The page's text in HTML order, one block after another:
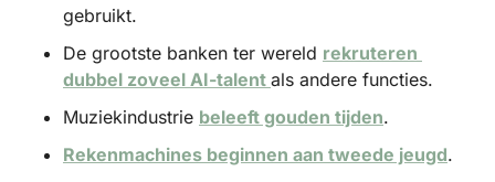
gebruikt.
De grootste banken ter wereld rekruteren
dubbel zoveel AI-talent als andere functies.
Muziekindustrie beleeft gouden tijden.
Rekenmachines beginnen aan tweede jeugd.